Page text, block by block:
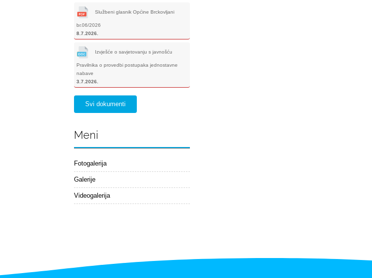
Službeni glasnik Općine Brckovljani
br.06/2026
8.7.2026.
Izvješće o savjetovanju s javnošću
Pravilnika o provedbi postupaka jednostavne
nabave
3.7.2026.
Svi dokumenti
Meni
Fotogalerija
Galerije
Videogalerija